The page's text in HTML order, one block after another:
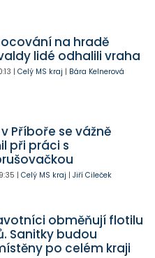
na hradě
lidé odhalili vraha
| Celý MS kraj | Bára Kelnerová
v Příboře se vážně
při práci s
9:35 | Celý MS kraj | Jiří Cileček
obměňují flotilu
Sanitky budou
po celém kraji